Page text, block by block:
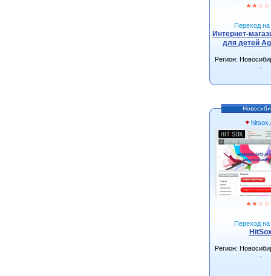
★★☆☆
Переход на
Интернет-
для детей
Регион:
-
★★☆☆
Переход на
Регион:
-